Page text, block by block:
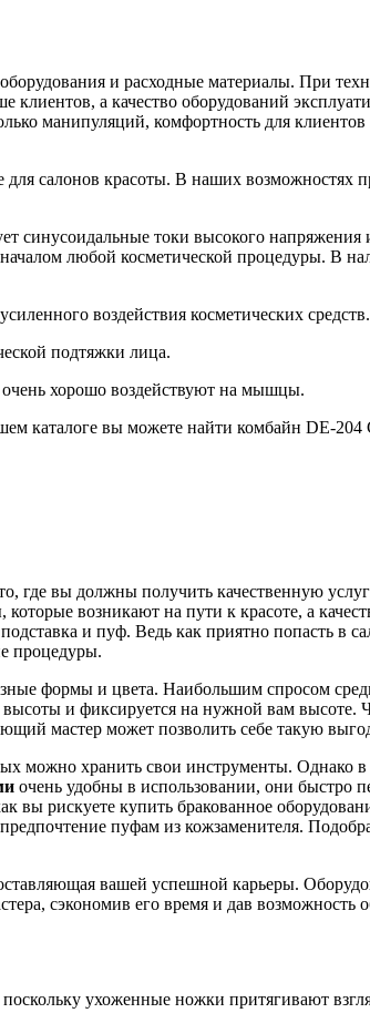
и расходные материалы. При
а качество оборудований
манипуляций, комфортность для клиентов
салонов красоты. В наших возможностях
токи высокого напряжения
любой косметической процедуры. В
воздействия косметических средств.
подтяжки лица.
хорошо воздействуют на мышцы.
каталоге вы можете найти комбайн DE-204
где вы должны получить качественную
возникают на пути к красоте, а
и пуф. Ведь как приятно попасть в
процедуры.
формы и цвета. Наибольшим спросом среди
и фиксируется на нужной вам высоте.
мастер может позволить себе такую
хранить свои инструменты. Однако в
очень удобны в использовании, они быстро
вы рискуете купить бракованное
пуфам из кожзаменителя.
вашей успешной карьеры.
сэкономив его время и дав
ухоженные ножки притягивают